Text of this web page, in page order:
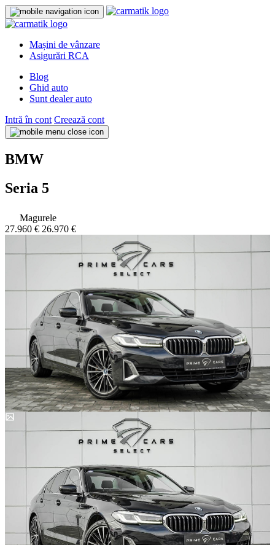
Mașini de vânzare
Asigurări RCA
Blog
Ghid auto
Sunt dealer auto
Intră în cont Creează cont
BMW
Seria 5
Magurele
27.960 € 26.970 €